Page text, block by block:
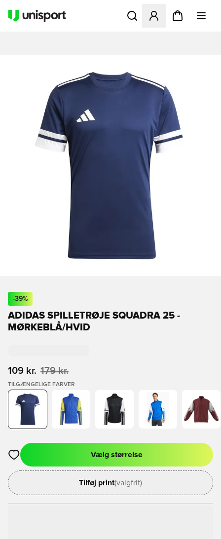
Åbner en Modal til at
-39%
ADIDAS SPILLETRØJE SQUADRA 25 -
MØRKEBLÅ/HVID
109 kr. 179 kr.
TILGÆNGELIGE FARVER
Åbner en Modal til at logge ind eller tilmelde dig som medlem
Vælg størrelse
Tilføj print(valgfrit)